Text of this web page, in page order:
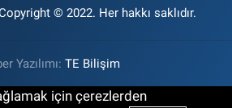
© 2022. Her hakkı saklıdır.
Yazılımı: TE Bilişim
için çerezlerden